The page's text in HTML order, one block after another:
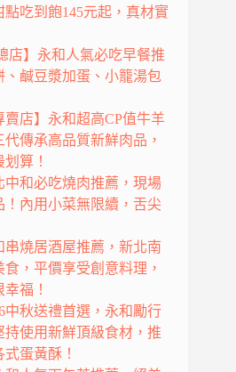
吃到飽145元起，真材實
店】永和人氣必吃早餐推
、鹹豆漿加蛋、小籠湯包
賣店】永和超高CP值牛羊
傳承高品質新鮮肉品，
算！
中和必吃燒肉推薦，現場
內用小菜無限續，舌尖
串燒居酒屋推薦，新北南
，平價享受創意料理，
福！
中秋送禮首選，永和勵行
持使用新鮮頂級食材，推
蛋黃酥！